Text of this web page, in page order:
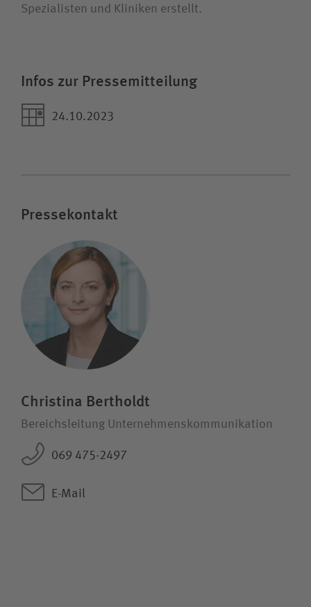
Spezialisten und Kliniken erstellt.
Infos zur Pressemitteilung
24.10.2023
Pressekontakt
Christina Bertholdt
Bereichsleitung Unternehmenskommunikation
069 475-2497
E-Mail